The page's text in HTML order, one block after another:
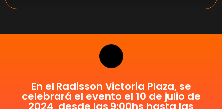
En el Radisson Victoria Plaza, se
celebrará el evento el 10 de julio de
2024, desde las 9:00hs hasta las